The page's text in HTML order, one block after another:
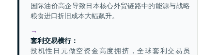
国际油价高企导致日本核心外贸链路中的能源与战略
粮食进口折旧成本大幅飙升。
套利交易横行：
投机性日元做空资金高度拥挤，全球套利交易员